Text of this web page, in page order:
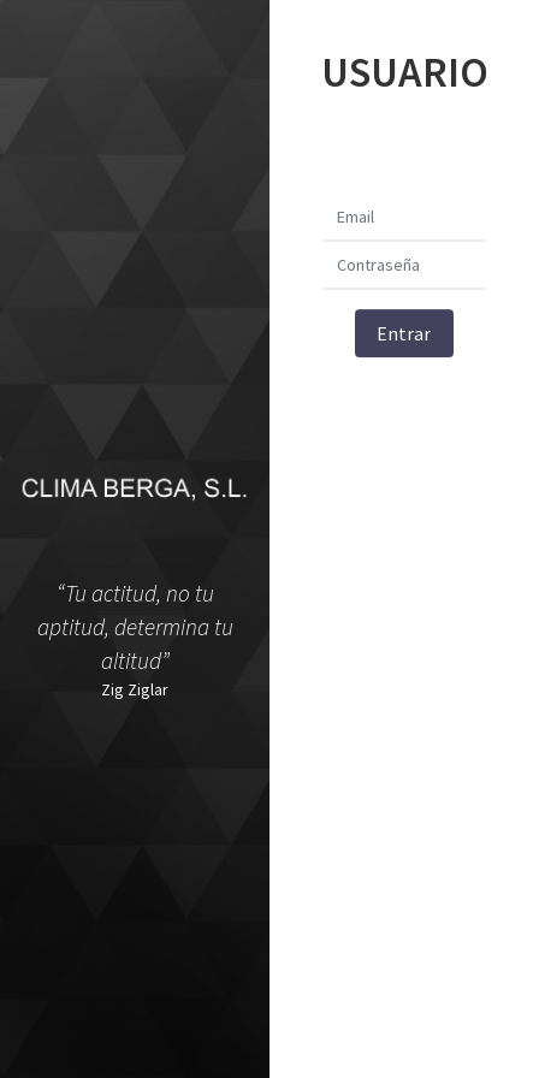
“Tu actitud, no tu
aptitud, determina tu
altitud”
Zig Ziglar
USUARIO
Entrar